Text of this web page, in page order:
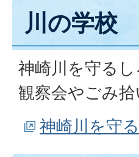
川の学校
神崎川を守る
観察会やごみ拾
神崎川を守